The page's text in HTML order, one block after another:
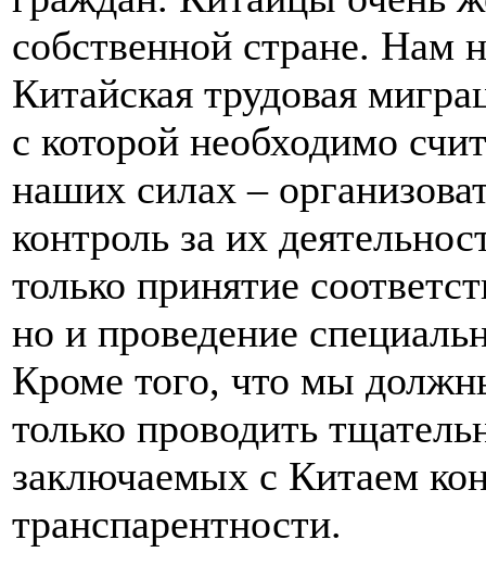
собственной стране. Нам
Китайская трудовая
с которой необходимо
наших силах –
контроль за их
только принятие
но и проведение
Кроме того, что мы
только проводить
заключаемых с Китаем
транспарентности.